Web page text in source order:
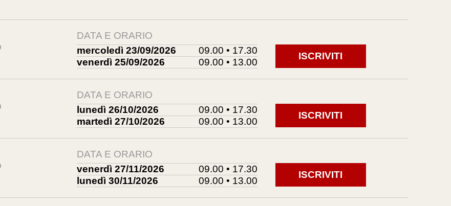
DATA E ORARIO
mercoledì 23/09/2026
09.00 • 17.30
venerdì 25/09/2026
09.00 • 13.00
ISCRIVITI
DATA E ORARIO
lunedì 26/10/2026
09.00 • 17.30
martedì 27/10/2026
09.00 • 13.00
ISCRIVITI
DATA E ORARIO
venerdì 27/11/2026
09.00 • 17.30
lunedì 30/11/2026
09.00 • 13.00
ISCRIVITI